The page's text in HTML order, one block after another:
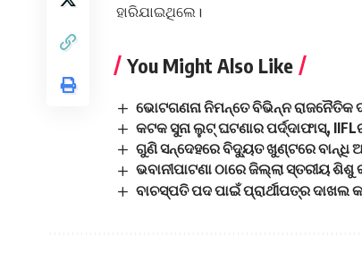
ହାରିଯାଇଥିଲେ।
You Might Also Like
ଭୋଟଗଣନା ନିମନ୍ତେ ବିଭିନ୍ନ
କଟକ ସୁନା ଲୁଟ୍‌ ଘଟଣାର ପର୍ଦ୍ଦାଫାସ୍,
ଗୁଣି ସନ୍ଦେହରେ ବିଦ୍ୟୁତ ଖୁଣ୍ଟରେ
ଭବାନୀପାଟଣା ଠାରେ ଜିଲ୍ଲା ସ୍ତରୀୟ
ବାଚସ୍ପତି ପଦ ପାଇଁ ପ୍ରାର୍ଥୀପତ୍ର